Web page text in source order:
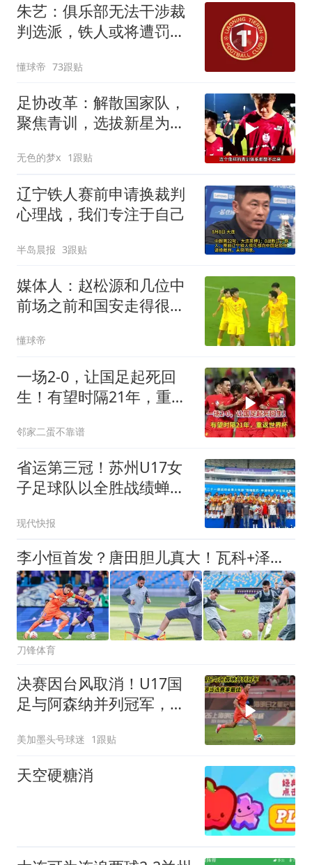
朱艺：俱乐部无法干涉裁
判选派，铁人或将遭罚款
懂球帝 73跟贴
足协改革：解散国家队，
聚焦青训，选拔新星为国
无色的梦x 1跟贴
辽宁铁人赛前申请换裁判
心理战，我们专注于自己
半岛晨报 3跟贴
媒体人：赵松源和几位中
前场之前和国安走得很
懂球帝
一场2-0，让国足起死回
生！有望时隔21年，重返
邻家二蛋不靠谱
省运第三冠！苏州U17女
子足球队以全胜战绩蝉联
现代快报
李小恒首发？唐田胆儿真大！瓦科+泽卡替补，泰山上一堆后卫防津门虎五外援
刀锋体育
决赛因台风取消！U17国
足与阿森纳并列冠军，赵
美加墨头号球迷 1跟贴
天空硬糖消